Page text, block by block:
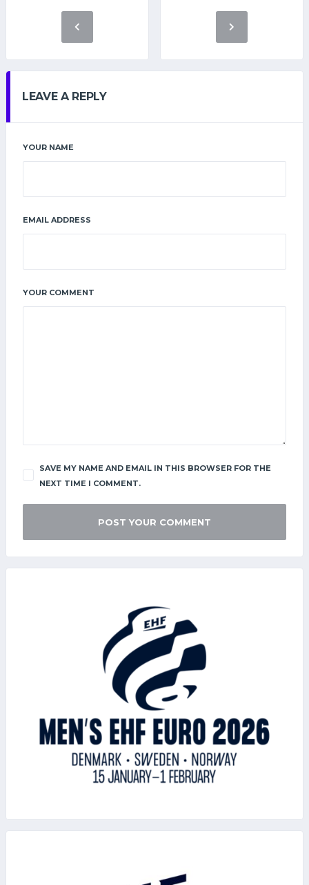
LEAVE A REPLY
YOUR NAME
EMAIL ADDRESS
YOUR COMMENT
SAVE MY NAME AND EMAIL IN THIS BROWSER FOR THE
NEXT TIME I COMMENT.